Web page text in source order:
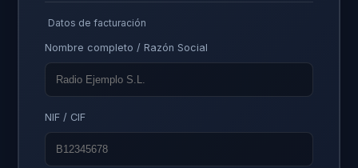
Datos de facturación
Nombre completo / Razón Social
NIF / CIF